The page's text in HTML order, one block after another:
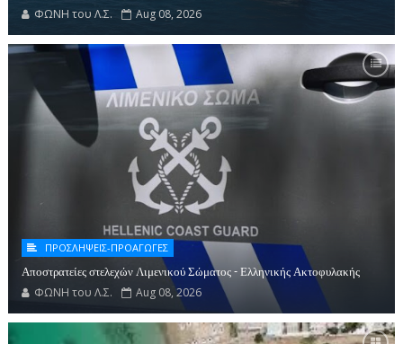
ΦΩΝΗ του Λ.Σ. Aug 08, 2026
ΠΡΟΣΛΗΨΕΙΣ-ΠΡΟΑΓΩΓΕΣ
Αποστρατείες στελεχών Λιμενικού Σώματος - Ελληνικής Ακτοφυλακής
ΦΩΝΗ του Λ.Σ. Aug 08, 2026